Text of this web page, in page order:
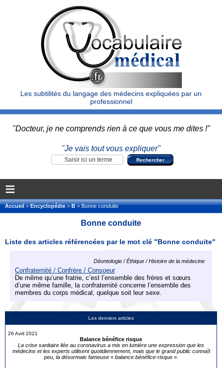
Les subtilités du langage des médecins expliquées par un
professionnel
"Docteur, je ne comprends rien à ce que vous me dites !"
"Je vais tout vous expliquer"
≡
Accueil>Encyclopédie>B> Bonne conduite
Les derniers articles
26 Avril 2021
Balance bénéfice risque
La crise sanitaire liée au coronavirus a mis en lumière une expression que les
médecins et les experts utilisent quotidiennement, mais que le grand public connaît
peu, la désormais fameuse « balance bénéfice-risque ».
Bonne conduite
Liste des articles référencées par le mot clé "Bonne conduite"
Déontologie / Éthique / Histoire de la médecine
Confraternité / Confrère / Consoeur
De même qu’une fratrie, c’est l’ensemble des frères et sœurs
d’une même famille, la confraternité concerne l’ensemble des
membres du corps médical, quelque soit leur sexe.